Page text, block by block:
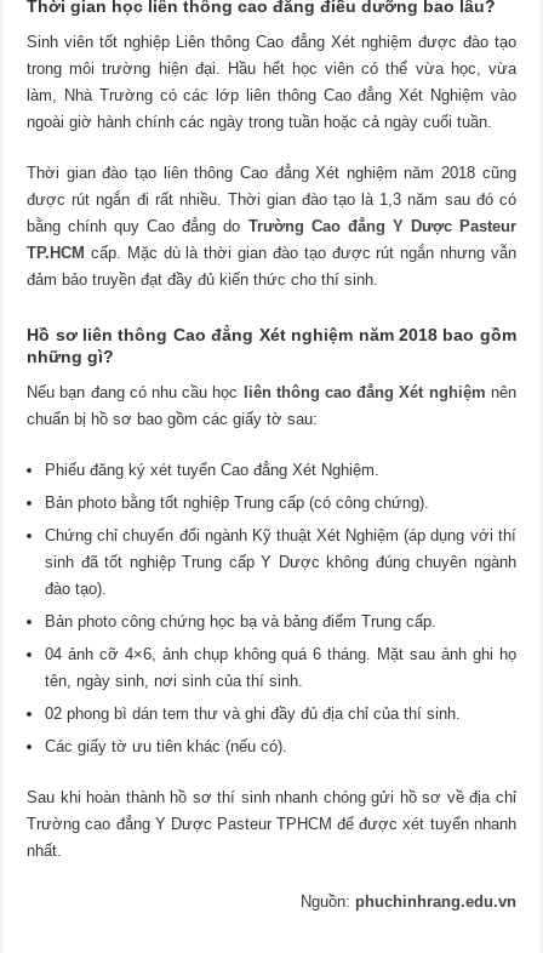
Thời gian học liên thông cao đẳng điều dưỡng bao lâu?
Sinh viên tốt nghiệp Liên thông Cao đẳng Xét nghiệm được đào tạo
trong môi trường hiện đại. Hầu hết học viên có thể vừa học, vừa
làm, Nhà Trường có các lớp liên thông Cao đẳng Xét Nghiệm vào
ngoài giờ hành chính các ngày trong tuần hoặc cả ngày cuối tuần.
Thời gian đào tạo liên thông Cao đẳng Xét nghiệm năm 2018 cũng
được rút ngắn đi rất nhiều. Thời gian đào tạo là 1,3 năm sau đó có
bằng chính quy Cao đẳng do Trường Cao đẳng Y Dược Pasteur
TP.HCM cấp. Mặc dù là thời gian đào tạo được rút ngắn nhưng vẫn
đảm bảo truyền đạt đầy đủ kiến thức cho thí sinh.
Hồ sơ liên thông Cao đẳng Xét nghiệm năm 2018 bao gồm
những gì?
Nếu bạn đang có nhu cầu học liên thông cao đẳng Xét nghiệm nên
chuẩn bị hồ sơ bao gồm các giấy tờ sau:
Phiếu đăng ký xét tuyển Cao đẳng Xét Nghiệm.
Bản photo bằng tốt nghiệp Trung cấp (có công chứng).
Chứng chỉ chuyển đổi ngành Kỹ thuật Xét Nghiệm (áp dụng với thí
sinh đã tốt nghiệp Trung cấp Y Dược không đúng chuyên ngành
đào tạo).
Bản photo công chứng học bạ và bảng điểm Trung cấp.
04 ảnh cỡ 4×6, ảnh chụp không quá 6 tháng. Mặt sau ảnh ghi họ
tên, ngày sinh, nơi sinh của thí sinh.
02 phong bì dán tem thư và ghi đầy đủ địa chỉ của thí sinh.
Các giấy tờ ưu tiên khác (nếu có).
Sau khi hoàn thành hồ sơ thí sinh nhanh chóng gửi hồ sơ về địa chỉ
Trường cao đẳng Y Dược Pasteur TPHCM để được xét tuyển nhanh
nhất.
Nguồn: phuchinhrang.edu.vn